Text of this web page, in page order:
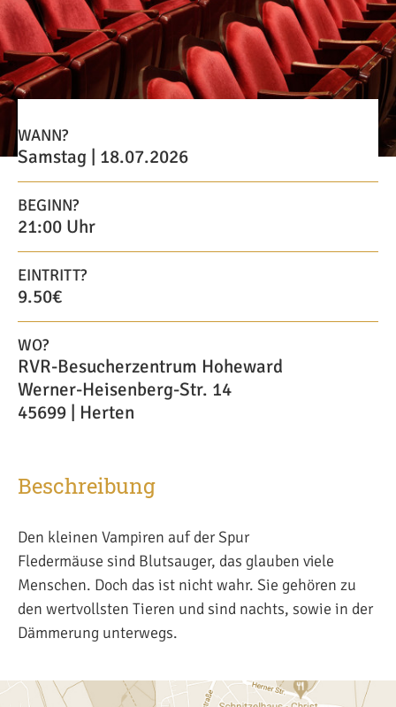
WANN?
Samstag | 18.07.2026
BEGINN?
21:00 Uhr
EINTRITT?
9.50€
WO?
RVR-Besucherzentrum Hoheward
Werner-Heisenberg-Str. 14
45699 | Herten
Beschreibung
Den kleinen Vampiren auf der Spur
Fledermäuse sind Blutsauger, das glauben viele
Menschen. Doch das ist nicht wahr. Sie gehören zu
den wertvollsten Tieren und sind nachts, sowie in der
Dämmerung unterwegs.